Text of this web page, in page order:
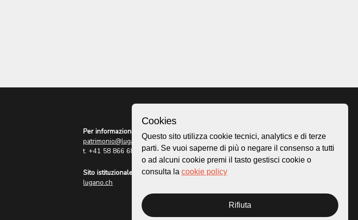
Per informazioni:
patrimonio@lugano.ch
t. +41 58 866 68 50
Sito istituzionale:
lugano.ch
Homepage
Mappa
Storie
Cookies
Questo sito utilizza cookie tecnici, analytics e di terze
parti. Se vuoi saperne di più o negare il consenso a tutti
o ad alcuni cookie premi il tasto gestisci cookie o
consulta la cookie policy
Rifiuta